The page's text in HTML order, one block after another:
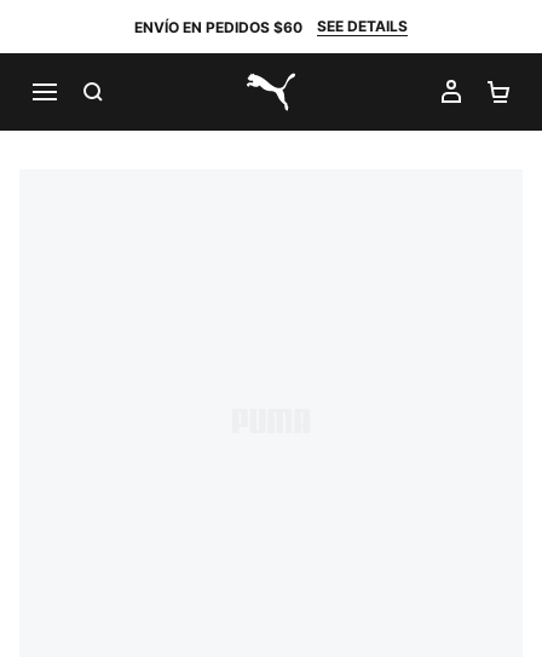
ENVÍO EN PEDIDOS $60 SEE DETAILS
PUMA.com
MI